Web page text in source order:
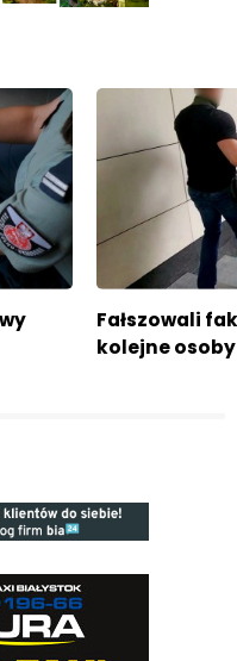
Fałszowali
kolejne osoby